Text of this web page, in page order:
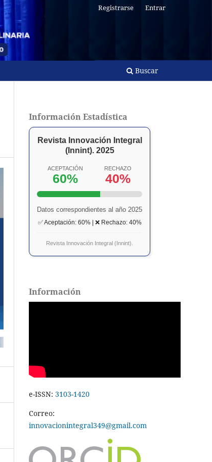
Buscar
Registrarse Entrar
Información Estadística
Revista Innovación Integral
(Innint). 2025
ACEPTACIÓN
60%
RECHAZO
40%
Datos correspondientes al año 2025
✅ Aceptación: 60% | ❌ Rechazo: 40%
Revista Innovación Integral (Innint).
Información
e-ISSN: 3103-1420
Correo:
innovacionintegral349@gmail.com